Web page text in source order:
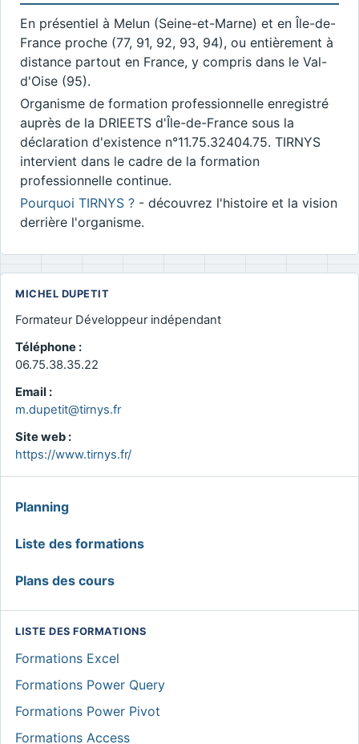
En présentiel à Melun (Seine-et-Marne) et en Île-de-
France proche (77, 91, 92, 93, 94), ou entièrement à
distance partout en France, y compris dans le Val-
d'Oise (95).
Organisme de formation professionnelle enregistré
auprès de la DRIEETS d'Île-de-France sous la
déclaration d'existence n°11.75.32404.75. TIRNYS
intervient dans le cadre de la formation
professionnelle continue.
Pourquoi TIRNYS ? - découvrez l'histoire et la vision
derrière l'organisme.
MICHEL DUPETIT
Formateur Développeur indépendant
Téléphone :
06.75.38.35.22
Email :
m.dupetit@tirnys.fr
Site web :
https://www.tirnys.fr/
GLOBAL
Planning
Liste des formations
Plans des cours
LISTE DES FORMATIONS
Formations Excel
Formations Power Query
Formations Power Pivot
Formations Access